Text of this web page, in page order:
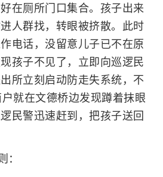
在厕所门口集合。孩子出来
人群找，转眼被挤散。此时
电话，没留意儿子已不在原
孩子不见了，立即向巡逻民
所立刻启动防走失系统，不
就在文德桥边发现蹲着抹眼
民警迅速赶到，把孩子送回
：